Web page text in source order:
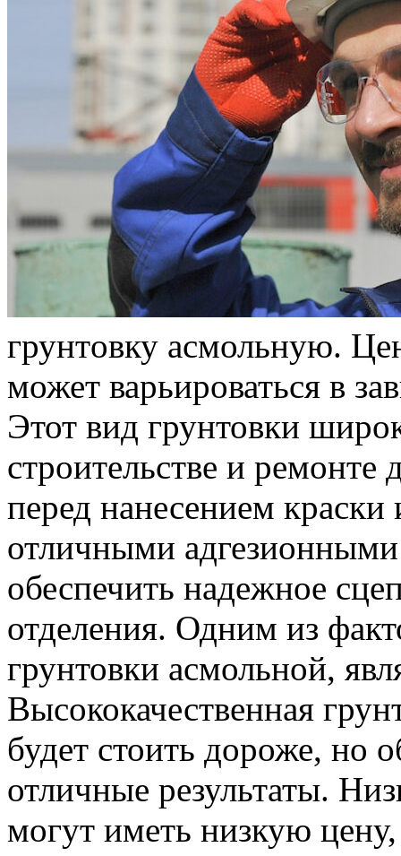
грунтoвку асмольную.
может варьироваться в
Этот вид грунтовки
строительстве и ремонте
перед нанесением
отличными
обеспечить надежное
отделения. Одним из
грунтовки асмольной,
Высококачественная
будет стоить дороже, но
отличные результаты.
могут иметь низкую